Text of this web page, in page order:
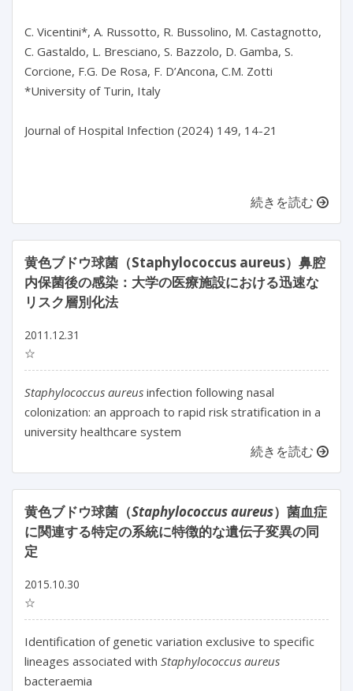
C. Vicentini*, A. Russotto, R. Bussolino, M. Castagnotto,
C. Gastaldo, L. Bresciano, S. Bazzolo, D. Gamba, S.
Corcione, F.G. De Rosa, F. D’Ancona, C.M. Zotti
*University of Turin, Italy
Journal of Hospital Infection (2024) 149, 14-21
続きを読む
黄色ブドウ球菌（Staphylococcus aureus）鼻腔
内保菌後の感染：大学の医療施設における迅速な
リスク層別化法
2011.12.31
☆
Staphylococcus aureus infection following nasal
colonization: an approach to rapid risk stratification in a
university healthcare system
続きを読む
黄色ブドウ球菌（Staphylococcus aureus）菌血症
に関連する特定の系統に特徴的な遺伝子変異の同
定
2015.10.30
☆
Identification of genetic variation exclusive to specific
lineages associated with Staphylococcus aureus
bacteraemia